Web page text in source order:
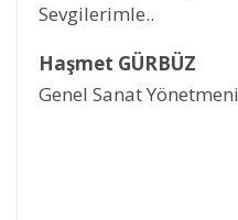
Sevgilerimle..
Haşmet GÜRBÜZ
Genel Sanat Yönetmeni